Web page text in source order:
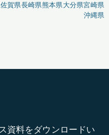
佐賀県長崎県熊本県大分県宮崎県
沖縄県
資料をダウンロードい